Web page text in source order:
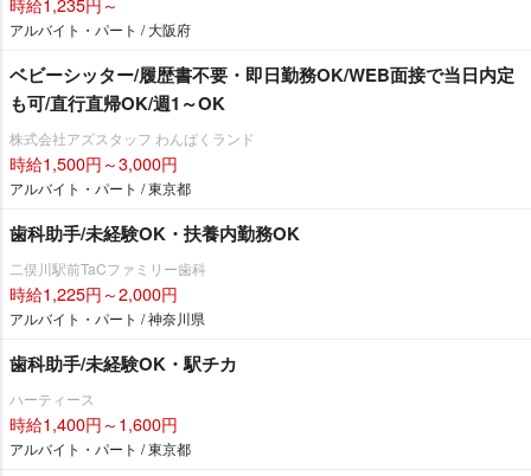
アルバイト・パート / 大阪府
ベビーシッター/履歴書不要・即日勤務OK/WEB面接で当日内定
も可/直行直帰OK/週1～OK
株式会社アズスタッフ わんぱくランド
時給1,500円～3,000円
アルバイト・パート / 東京都
歯科助手/未経験OK・扶養内勤務OK
二俣川駅前TaCファミリー歯科
時給1,225円～2,000円
アルバイト・パート / 神奈川県
歯科助手/未経験OK・駅チカ
ハーティース
時給1,400円～1,600円
アルバイト・パート / 東京都